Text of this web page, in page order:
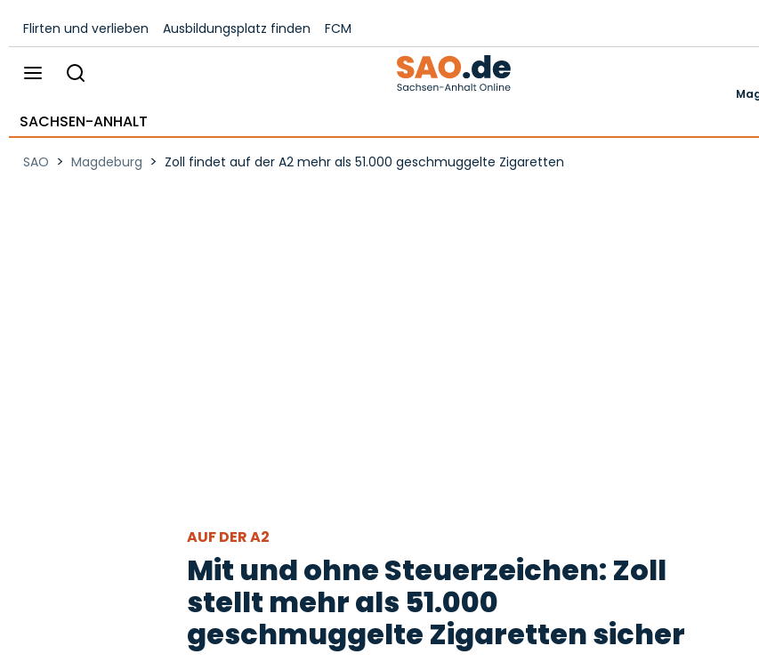
Flirten und verlieben Ausbildungsplatz finden FCM
SACHSEN-ANHALT
SAO > Magdeburg > Zoll findet auf der A2 mehr als 51.000 geschmuggelte Zigaretten
AUF DER A2
Mit und ohne Steuerzeichen: Zoll
stellt mehr als 51.000
geschmuggelte Zigaretten sicher